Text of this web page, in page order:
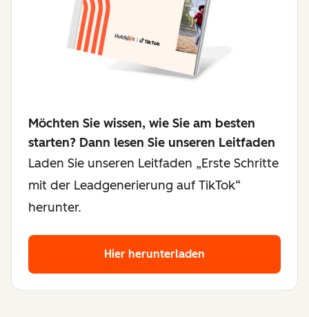
Möchten Sie wissen, wie Sie am besten
starten? Dann lesen Sie unseren Leitfaden
Laden Sie unseren Leitfaden „Erste Schritte
mit der Leadgenerierung auf TikTok“
herunter.
Hier herunterladen